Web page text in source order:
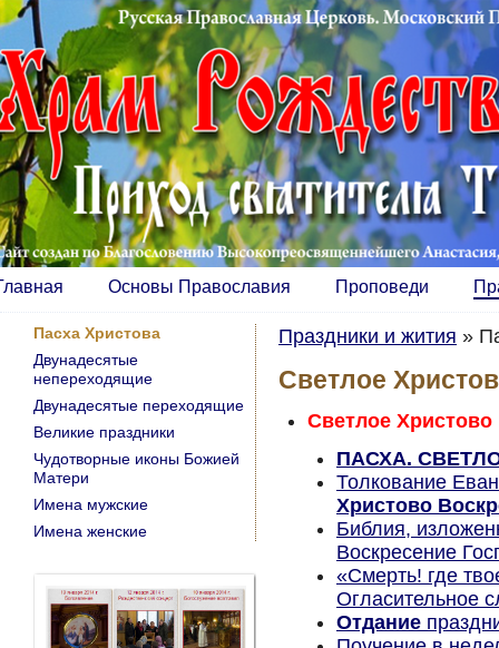
Основы Православия Проповеди
Праздники и жития »
Светлое
Светлое Христово
ПАСХА.
Толкование
Христово
Библия,
Воскресение
«Смерть! где
Огласительное
Отдание
Пасха Христова
Двунадесятые
непереходящие
Двунадесятые переходящие
Великие праздники
Чудотворные иконы Божией
Матери
Имена мужские
Имена женские